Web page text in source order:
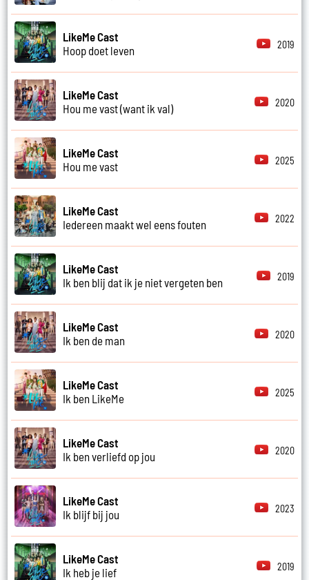
LikeMe Cast
Hoop doet leven
2019
LikeMe Cast
Hou me vast (want ik val)
2020
LikeMe Cast
Hou me vast
2025
LikeMe Cast
Iedereen maakt wel eens fouten
2022
LikeMe Cast
Ik ben blij dat ik je niet vergeten ben
2019
LikeMe Cast
Ik ben de man
2020
LikeMe Cast
Ik ben LikeMe
2025
LikeMe Cast
Ik ben verliefd op jou
2020
LikeMe Cast
Ik blijf bij jou
2023
LikeMe Cast
Ik heb je lief
2019